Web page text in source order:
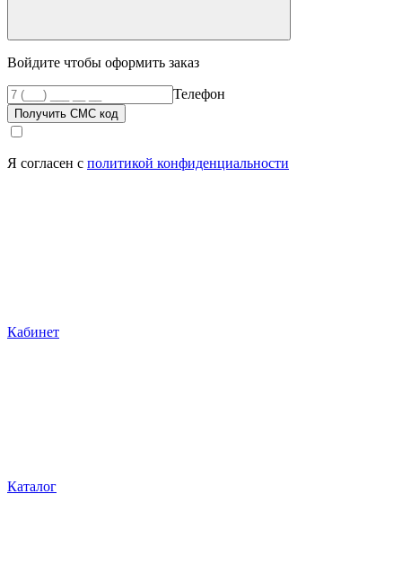
Войдите чтобы оформить заказ
Телефон
Получить СМС код
Я согласен с политикой конфиденциальности
Кабинет
Каталог